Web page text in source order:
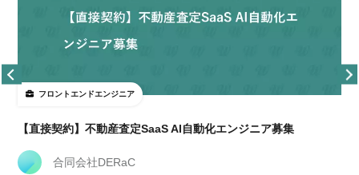
フロントエンドエンジニア
【直接契約】不動産査定SaaS AI自動化エンジニア募集
合同会社DERaC